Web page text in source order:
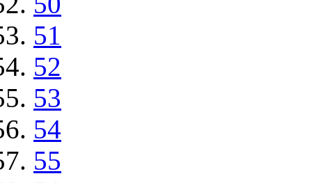
51
52
53
54
55